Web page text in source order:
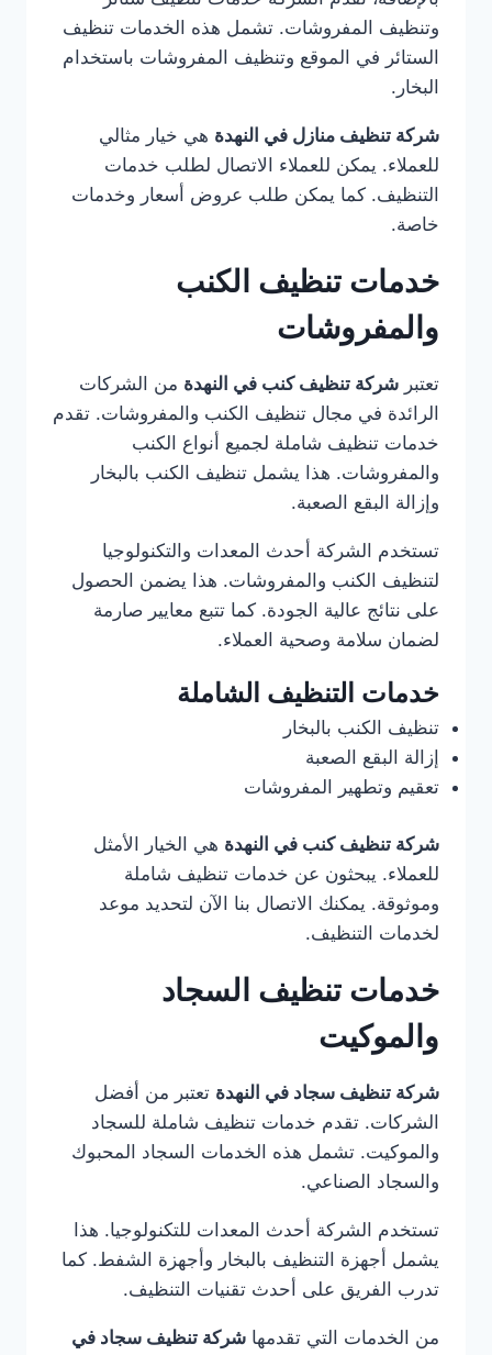
وتنظيف المفروشات. تشمل هذه الخدمات تنظيف
الستائر في الموقع وتنظيف المفروشات باستخدام
البخار.
شركة تنظيف منازل في النهدة هي خيار مثالي
للعملاء. يمكن للعملاء الاتصال لطلب خدمات
التنظيف. كما يمكن طلب عروض أسعار وخدمات
خاصة.
خدمات تنظيف الكنب
والمفروشات
تعتبر شركة تنظيف كنب في النهدة من الشركات
الرائدة في مجال تنظيف الكنب والمفروشات. تقدم
خدمات تنظيف شاملة لجميع أنواع الكنب
والمفروشات. هذا يشمل تنظيف الكنب بالبخار
وإزالة البقع الصعبة.
تستخدم الشركة أحدث المعدات والتكنولوجيا
لتنظيف الكنب والمفروشات. هذا يضمن الحصول
على نتائج عالية الجودة. كما تتبع معايير صارمة
لضمان سلامة وصحية العملاء.
خدمات التنظيف الشاملة
تنظيف الكنب بالبخار
إزالة البقع الصعبة
تعقيم وتطهير المفروشات
شركة تنظيف كنب في النهدة هي الخيار الأمثل
للعملاء. يبحثون عن خدمات تنظيف شاملة
وموثوقة. يمكنك الاتصال بنا الآن لتحديد موعد
لخدمات التنظيف.
خدمات تنظيف السجاد
والموكيت
شركة تنظيف سجاد في النهدة تعتبر من أفضل
الشركات. تقدم خدمات تنظيف شاملة للسجاد
والموكيت. تشمل هذه الخدمات السجاد المحبوك
والسجاد الصناعي.
تستخدم الشركة أحدث المعدات للتكنولوجيا. هذا
يشمل أجهزة التنظيف بالبخار وأجهزة الشفط. كما
تدرب الفريق على أحدث تقنيات التنظيف.
من الخدمات التي تقدمها شركة تنظيف سجاد في